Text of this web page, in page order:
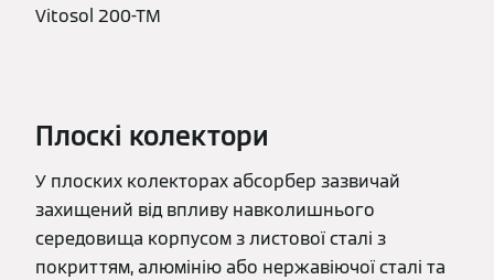
Vitosol 200-TM
Плоскі колектори
У плоских колекторах абсорбер зазвичай
захищений від впливу навколишнього
середовища корпусом з листової сталі з
покриттям, алюмінію або нержавіючої сталі та